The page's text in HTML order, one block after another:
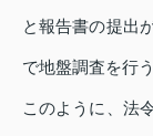
と報告書の提出
で地盤調査を行
このように、法